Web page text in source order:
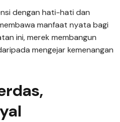
dengan hati-hati dan
manfaat nyata bagi
ini, merek membangun
mengejar kemenangan